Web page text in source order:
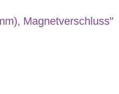
Magnetverschluss"